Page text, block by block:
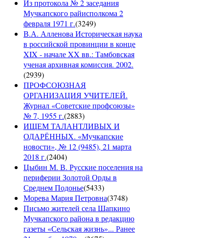
Из протокола № 2 заседания
Мучкапского райисполкома 2
февраля 1971 г.(3249)
В.А. Алленова Историческая наука
в российской провинции в конце
XIX - начале XX вв.: Тамбовская
ученая архивная комиссия. 2002.
(2939)
ПРОФСОЮЗНАЯ
ОРГАНИЗАЦИЯ УЧИТЕЛЕЙ.
Журнал «Советские профсоюзы»
№ 7, 1955 г.(2883)
ИЩЕМ ТАЛАНТЛИВЫХ И
ОДАРЁННЫХ. «Мучкапские
новости», № 12 (9485), 21 марта
2018 г.(2404)
Цыбин М. В. Русские поселения на
периферии Золотой Орды в
Среднем Подонье(5433)
Морева Мария Петровна(3748)
Письмо жителей села Шапкино
Мучкапского района в редакцию
газеты «Сельская жизнь»... Ранее